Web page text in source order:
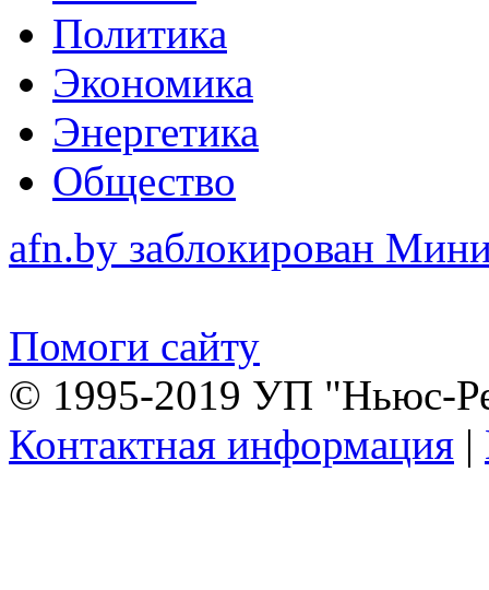
Политика
Экономика
Энергетика
Общество
afn.by заблокирован
Помоги сайту
© 1995-2019 УП "Ньюс-
Контактная информация |